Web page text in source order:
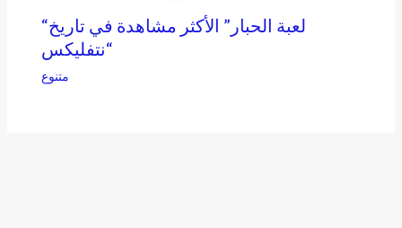
“لعبة الحبار” الأكثر مشاهدة في تاريخ
“نتفليكس
متنوع